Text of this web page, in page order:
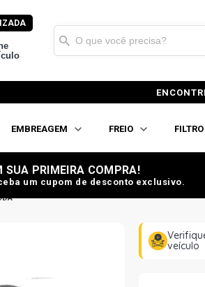
EMBREAGEM FREIO FILTRO
SUA PRIMEIRA COMPRA!
um cupom de desconto exclusivo.
veículo